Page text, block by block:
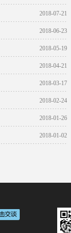
2018-07-21
2018-06-23
2018-05-19
2018-04-21
2018-03-17
2018-02-24
2018-01-26
2018-01-02